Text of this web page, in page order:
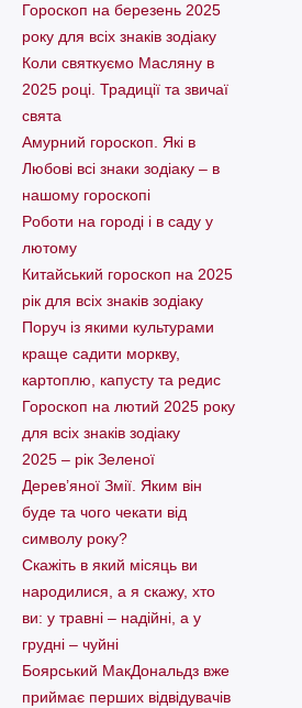
Гороскоп на березень 2025
року для всіх знаків зодіаку
Коли святкуємо Масляну в
2025 році. Традиції та звичаї
свята
Амурний гороскоп. Які в
Любові всі знаки зодіаку – в
нашому гороскопі
Pоботи на городі і в саду у
лютому
Китайський гороскоп на 2025
рік для всіх знаків зодіаку
Поруч із якими культурами
краще садити моркву,
картоплю, капусту та редис
Гороскоп на лютий 2025 року
для всіх знаків зодіаку
2025 – рік Зеленої
Дерев’яної Змії. Яким він
буде та чого чекати від
символу року?
Скажіть в який місяць ви
народилися, а я скажу, хто
ви: у травні – надійні, а у
грудні – чуйні
Боярський МакДональдз вже
приймає перших відвідувачів